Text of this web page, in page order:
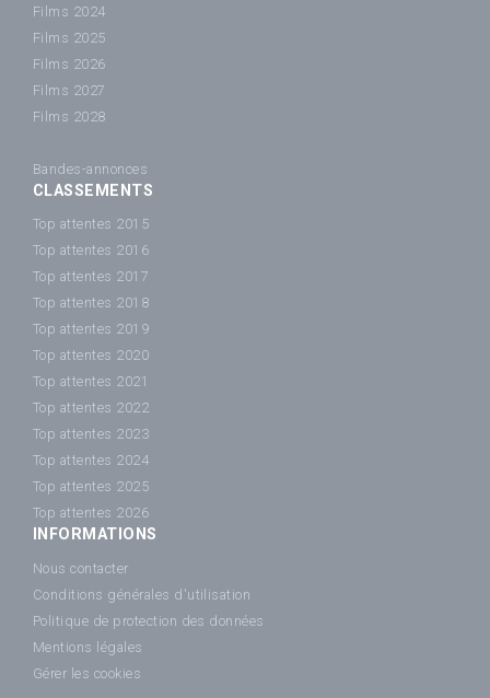
Films 2024
Films 2025
Films 2026
Films 2027
Films 2028
Bandes-annonces
CLASSEMENTS
Top attentes 2015
Top attentes 2016
Top attentes 2017
Top attentes 2018
Top attentes 2019
Top attentes 2020
Top attentes 2021
Top attentes 2022
Top attentes 2023
Top attentes 2024
Top attentes 2025
Top attentes 2026
INFORMATIONS
Nous contacter
Conditions générales d'utilisation
Politique de protection des données
Mentions légales
Gérer les cookies